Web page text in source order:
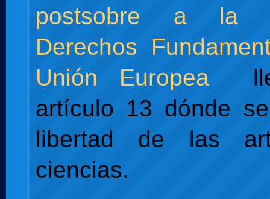
postsobre a la
Derechos
Unión Europea
artículo 13 dónde
libertad de las
ciencias.